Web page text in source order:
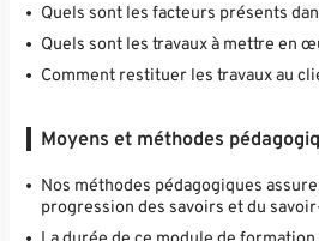
Quels sont les facteurs présents
Quels sont les travaux à mettre en
Comment restituer les travaux au
Moyens et méthodes
Nos méthodes pédagogiques
progression des savoirs et du